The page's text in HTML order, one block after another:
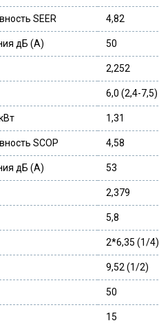
SEER 4,82
дБ (А) 50
2,252
6,0 (2,4-7,5)
1,31
SCOP 4,58
дБ (А) 53
2,379
5,8
2*6,35 (1/4)
9,52 (1/2)
50
15